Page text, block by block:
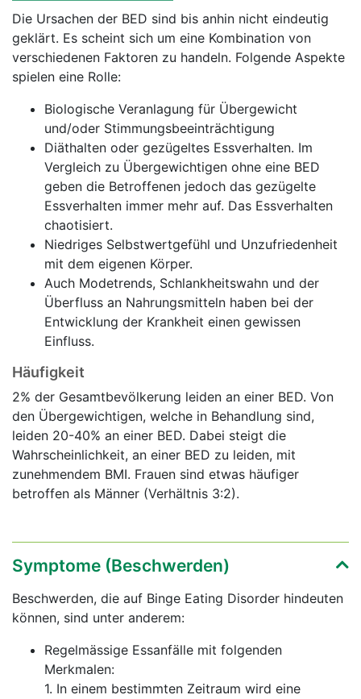
Die Ursachen der BED sind bis anhin nicht eindeutig
geklärt. Es scheint sich um eine Kombination von
verschiedenen Faktoren zu handeln. Folgende Aspekte
spielen eine Rolle:
Biologische Veranlagung für Übergewicht
und/oder Stimmungsbeeinträchtigung
Diäthalten oder gezügeltes Essverhalten. Im
Vergleich zu Übergewichtigen ohne eine BED
geben die Betroffenen jedoch das gezügelte
Essverhalten immer mehr auf. Das Essverhalten
chaotisiert.
Niedriges Selbstwertgefühl und Unzufriedenheit
mit dem eigenen Körper.
Auch Modetrends, Schlankheitswahn und der
Überfluss an Nahrungsmitteln haben bei der
Entwicklung der Krankheit einen gewissen
Einfluss.
Häufigkeit
2% der Gesamtbevölkerung leiden an einer BED. Von
den Übergewichtigen, welche in Behandlung sind,
leiden 20-40% an einer BED. Dabei steigt die
Wahrscheinlichkeit, an einer BED zu leiden, mit
zunehmendem BMI. Frauen sind etwas häufiger
betroffen als Männer (Verhältnis 3:2).
Symptome (Beschwerden)
Beschwerden, die auf Binge Eating Disorder hindeuten
können, sind unter anderem:
Regelmässige Essanfälle mit folgenden
Merkmalen:
1. In einem bestimmten Zeitraum wird eine